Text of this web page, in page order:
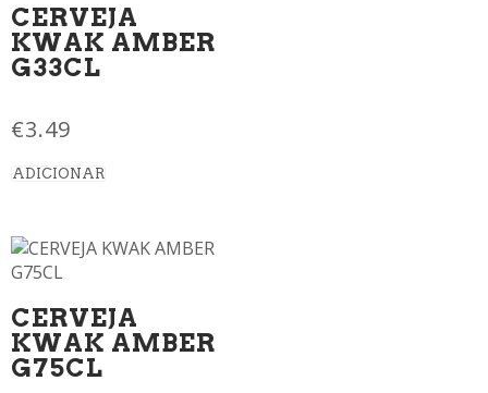
CERVEJA
KWAK AMBER
G33CL
€3.49
ADICIONAR
CERVEJA
KWAK AMBER
G75CL